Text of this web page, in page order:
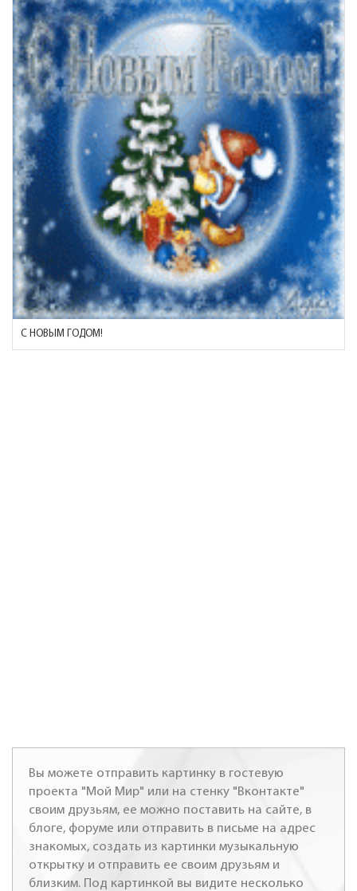
С НОВЫМ ГОДОМ!
Вы можете отправить картинку в гостевую
проекта "Мой Мир" или на стенку "Вконтакте"
своим друзьям, ее можно поставить на сайте, в
блоге, форуме или отправить в письме на адрес
знакомых, создать из картинки музыкальную
открытку и отправить ее своим друзьям и
близким. Под картинкой вы видите несколько